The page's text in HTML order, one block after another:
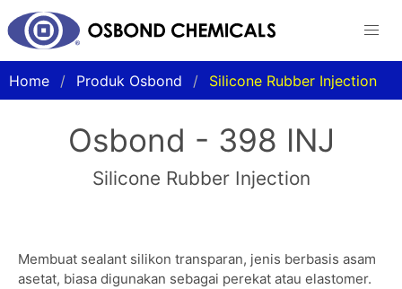
Home Produk Osbond Silicone Rubber Injection
Osbond - 398 INJ
Silicone Rubber Injection
Membuat sealant silikon transparan, jenis berbasis asam
asetat, biasa digunakan sebagai perekat atau elastomer.